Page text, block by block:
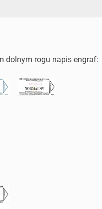
dolnym rogu napis engraf: